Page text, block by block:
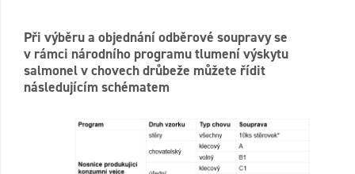
Při výběru a objednání odběrové soupravy se
v rámci národního programu tlumení výskytu
salmonel v chovech drůbeže můžete řídit
následujícím schématem